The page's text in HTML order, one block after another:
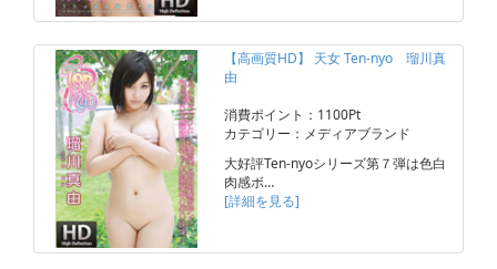
【高画質HD】 天女 Ten-nyo 瑠川真
由
消費ポイント：1100Pt
カテゴリー：メディアブランド
大好評Ten-nyoシリーズ第７弾は色白
肉感ボ…
[詳細を見る]